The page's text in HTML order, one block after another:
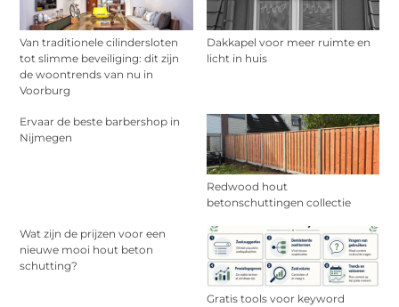
Van traditionele cilindersloten
tot slimme beveiliging: dit zijn
de woontrends van nu in
Voorburg
Dakkapel voor meer ruimte en
licht in huis
Ervaar de beste barbershop in
Nijmegen
Redwood hout
betonschuttingen collectie
Wat zijn de prijzen voor een
nieuwe mooi hout beton
schutting?
Gratis tools voor keyword